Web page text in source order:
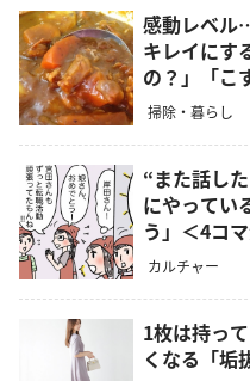
感動レベル
キレイにす
の？」「こ
掃除・暮らし
“また話し
にやってい
う」＜4コ
カルチャー
1枚は持っ
くなる「垢